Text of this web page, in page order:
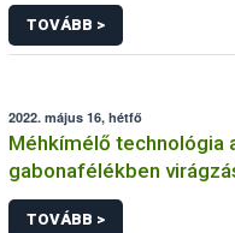
TOVÁBB >
2022. május 16, hétfő
Méhkímélő technológia
gabonafélékben
TOVÁBB >